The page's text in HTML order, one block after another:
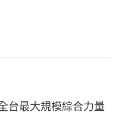
台最大規模綜合力量